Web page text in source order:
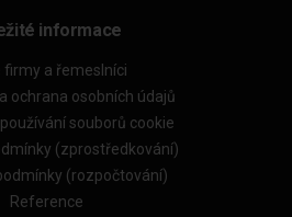
informace
firmy a řemeslníci
ochrana osobních údajů
souborů cookie
(zprostředkování)
(rozpočtování)
Reference